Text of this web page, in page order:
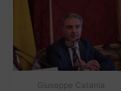
Giuseppe Catania